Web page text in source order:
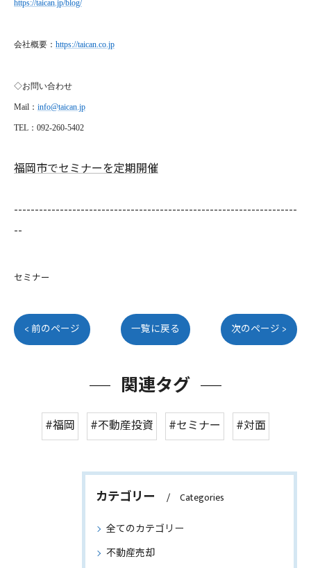
https://taican.jp/blog/
会社概要： https://taican.co.jp
◇お問い合わせ
Mail ： info@taican.jp
TEL ：092-260-5402
福岡市でセミナーを定期開催
--------------------------------------------------------------------
--
セミナー
< 前のページ 一覧に戻る 次のページ >
関連タグ
#福岡 #不動産投資 #セミナー #対面
カテゴリー Categories
全てのカテゴリー
不動産売却